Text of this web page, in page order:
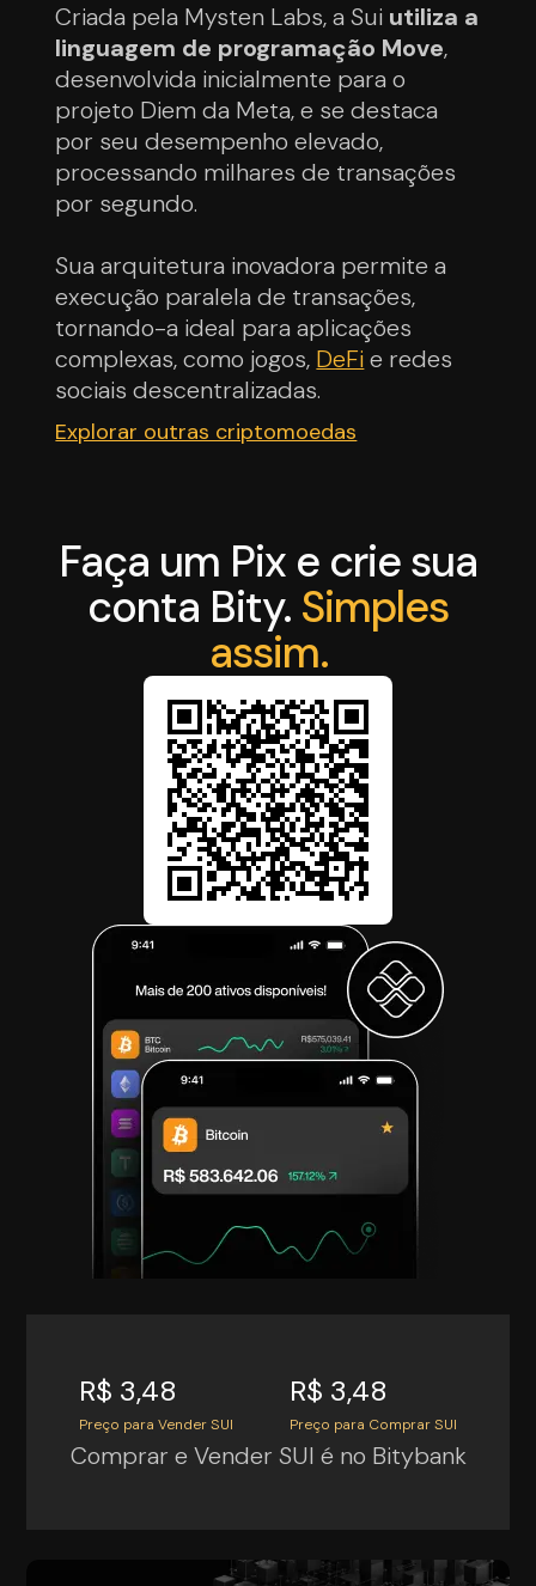
Criada pela Mysten Labs, a Sui utiliza a
linguagem de programação Move,
desenvolvida inicialmente para o
projeto Diem da Meta, e se destaca
por seu desempenho elevado,
processando milhares de transações
por segundo.
Sua arquitetura inovadora permite a
execução paralela de transações,
tornando-a ideal para aplicações
complexas, como jogos, DeFie redes
sociais descentralizadas.
Explorar outras criptomoedas
Faça um Pix e crie sua
conta Bity. Simples
assim.
R$ 3,48
Preço para Vender SUI
R$ 3,48
Preço para Comprar SUI
Comprar e Vender SUI é no Bitybank